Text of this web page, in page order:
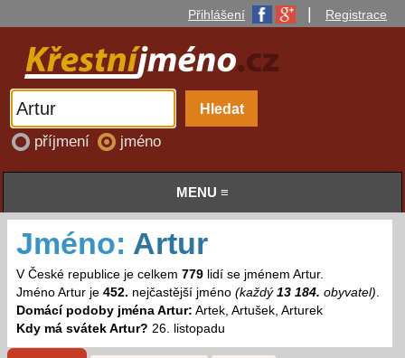
Přihlášení Registrace
příjmení jméno
MENU ≡
Jméno: Artur
V České republice je celkem 779lidí se jménem Artur.
Jméno Artur je 452. nejčastější jméno (každý 13 184. obyvatel).
Domácí podoby jména Artur: Artek, Artušek, Arturek
Kdy má svátek Artur? 26. listopadu